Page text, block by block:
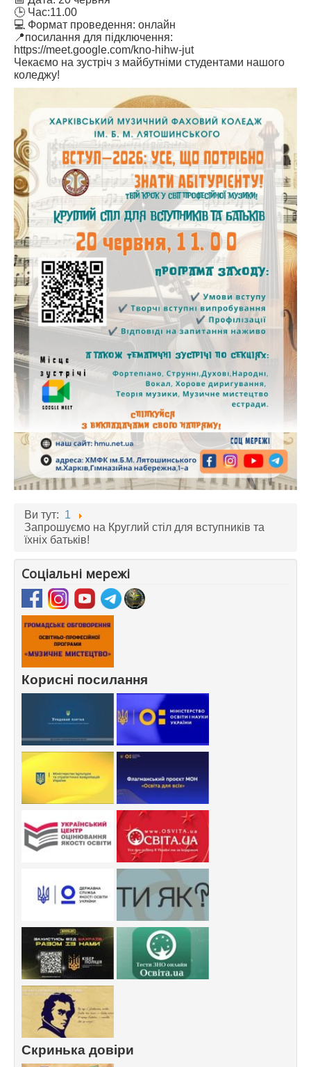
🕒 Час:11.00
💻 Формат проведення: онлайн
📍посилання для підключення:
https://meet.google.com/kno-hihw-jut
Чекаємо на зустріч з майбутніми студентами нашого
коледжу!
Ви тут: 1
Запрошуємо на Круглий стіл для вступників та
їхніх батьків!
Соціальні мережі
Корисні посилання
Скринька довіри